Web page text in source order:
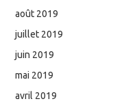
août 2019
juillet 2019
juin 2019
mai 2019
avril 2019